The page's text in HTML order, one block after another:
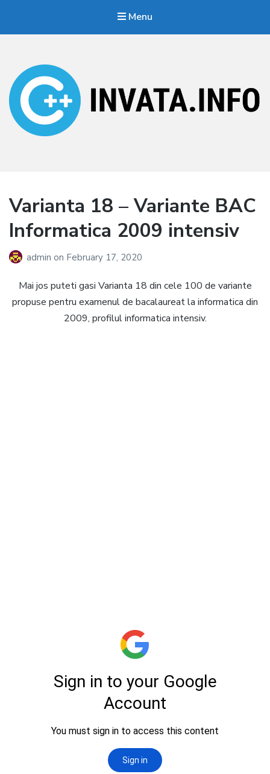
Menu
Varianta 18 – Variante BAC
Informatica 2009 intensiv
admin on February 17, 2020
Mai jos puteti gasi Varianta 18 din cele 100 de variante
propuse pentru examenul de bacalaureat la informatica din
2009, profilul informatica intensiv.